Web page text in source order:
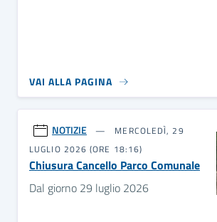
VAI ALLA PAGINA
NOTIZIE
MERCOLEDÌ, 29
LUGLIO 2026 (ORE 18:16)
Chiusura Cancello Parco Comunale
Dal giorno 29 luglio 2026